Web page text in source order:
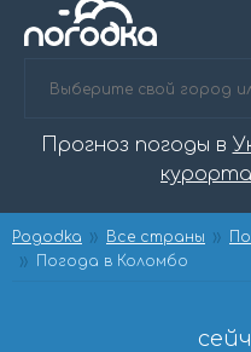
Прогноз погоды в
Pogodka Все страны
Погода в Коломбо